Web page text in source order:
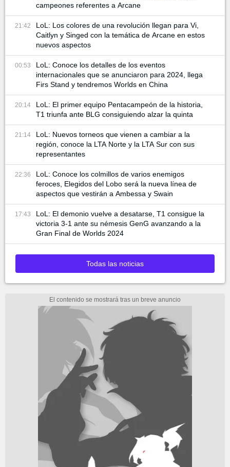
campeones referentes a Arcane
21:42
LoL: Los colores de una revolución llegan para Vi,
Caitlyn y Singed con la temática de Arcane en estos
nuevos aspectos
00:53
LoL: Conoce los detalles de los eventos
internacionales que se anunciaron para 2024, llega
Firs Stand y tendremos Worlds en China
20:14
LoL: El primer equipo Pentacampeón de la historia,
T1 triunfa ante BLG consiguiendo alzar la quinta
21:14
LoL: Nuevos torneos que vienen a cambiar a la
región, conoce la LTA Norte y la LTA Sur con sus
representantes
22:36
LoL: Conoce los colmillos de varios enemigos
feroces, Elegidos del Lobo será la nueva línea de
aspectos que vestirán a Ambessa y Swain
17:43
LoL: El demonio vuelve a desatarse, T1 consigue la
victoria 3-1 ante su némesis GenG avanzando a la
Gran Final de Worlds 2024
Todas las noticias